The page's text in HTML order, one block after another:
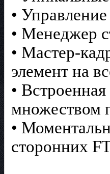
•
• Менеджер
• Мастер-
элемент на
•
множеством
•
сторонних